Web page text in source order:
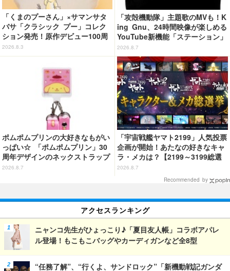
「くまのプーさん」×サマンサタ
バサ「クラシック プー」コレク
ション発売！原作デビュー100周
年記念でハンドバッグや財布など
全6種が登場
2026.8.3
「攻殻機動隊」主題歌のMVも！K
ing Gnu、24時間映像が楽しめる
YouTube新機能「ステーション」
ページを公開
2026.8.7
ポムポムプリンの大好きなもがい
っぱい☆ 「ポムポムプリン」30
周年デザインのネックストラップ
がカプセルトイに！ゲーム風デザ
2026.8.7
「宇宙戦艦ヤマト2199」人気投票
企画が開始！あたなの好きなキャ
ラ・メカは？【2199～3199総選
挙】
2026.8.7
Recommended by
アクセスランキング
ニャンコ先生がひょっこり♪「夏目友人帳」コラボアパレ
ル登場！もこもこバッグやカーディガンなど全8型
“任務了解”、“行くよ、サンドロック”「新機動戦記ガンダ